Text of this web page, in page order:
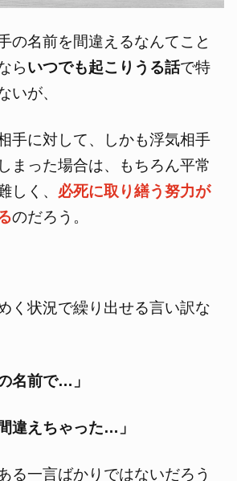
の名前を間違えるなんてこと
らいつでも起こりうる話で特
いが、
手に対して、しかも浮気相手
まった場合は、もちろん平常
しく、 必死に取り繕う努力が
のだろう。
く状況で繰り出せる言い訳な
名前で…」
違えちゃった…」
る一言ばかりではないだろう